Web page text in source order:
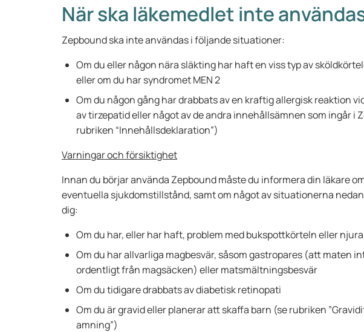
När ska läkemedlet inte
Zepbound ska inte användas i följande situationer:
Om du eller någon nära släkting har haft en viss typ av
eller om du har syndromet MEN 2
Om du någon gång har drabbats av en kraftig allergisk reaktion
av tirzepatid eller något av de andra innehållsämnen som ingår i
rubriken “Innehållsdeklaration”)
Varningar och försiktighet
Innan du börjar använda Zepbound måste du informera din läkare
eventuella sjukdomstillstånd, samt om något av situationerna
dig:
Om du har, eller har haft, problem med bukspottkörteln eller
Om du har allvarliga magbesvär, såsom gastropares (att maten
ordentligt från magsäcken) eller matsmältningsbesvär
Om du tidigare drabbats av diabetisk retinopati
Om du är gravid eller planerar att skaffa barn (se rubriken
amning”)